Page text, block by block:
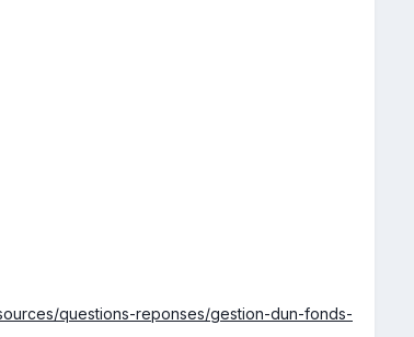
questions-reponses/gestion-dun-fonds-